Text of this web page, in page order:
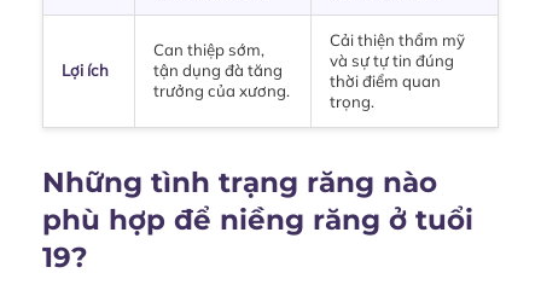
Lợi ích
Can thiệp sớm,
tận dụng đà tăng
trưởng của xương.
Cải thiện thẩm mỹ
và sự tự tin đúng
thời điểm quan
trọng.
Những tình trạng răng nào
phù hợp để niềng răng ở tuổi
19?